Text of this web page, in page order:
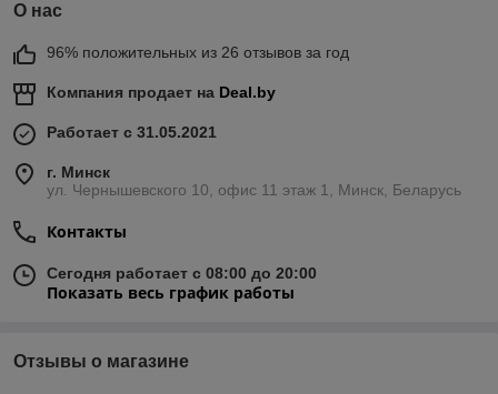
О нас
96% положительных из 26 отзывов за год
Компания продает на Deal.by
Работает с 31.05.2021
г. Минск
ул. Чернышевского 10, офис 11 этаж 1, Минск, Беларусь
Контакты
Сегодня работает с 08:00 до 20:00
Показать весь график работы
Отзывы о магазине